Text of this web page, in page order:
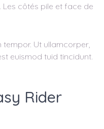
côtés pile et face de
Ut ullamcorper,
euismod tuid tincidunt.
Rider